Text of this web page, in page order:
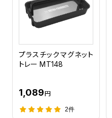
プラスチックマグネット
トレー MT148
1,089円
2件